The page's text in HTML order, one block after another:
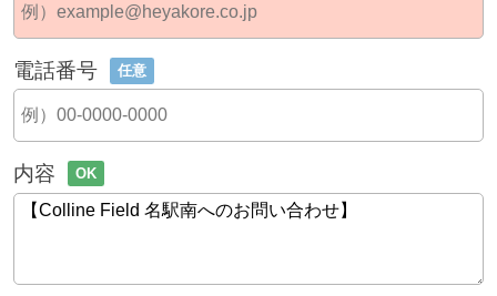
電話番号 任意
内容 OK